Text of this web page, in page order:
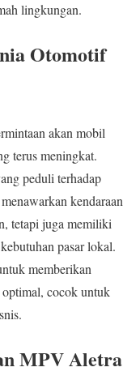
lingkungan.
Otomotif
akan mobil
terus meningkat.
peduli terhadap
kendaraan
tetapi juga memiliki
pasar lokal.
memberikan
optimal, cocok untuk
MPV Aletra